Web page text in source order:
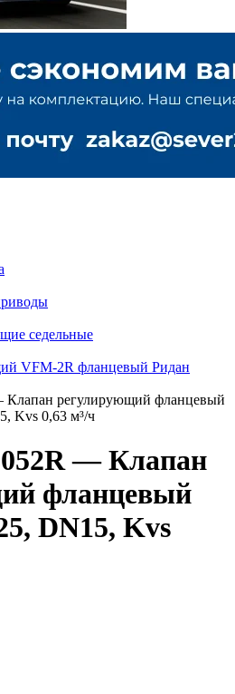
седельные
VFM-2R фланцевый Ридан
Клапан регулирующий фланцевый
Kvs 0,63 м³/ч
— Клапан
фланцевый
DN15, Kvs